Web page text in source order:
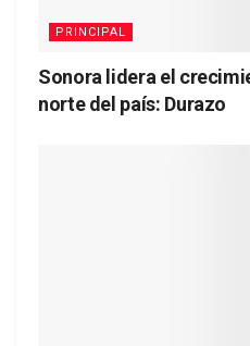
PRINCIPAL
Sonora lidera el
norte del país: Durazo